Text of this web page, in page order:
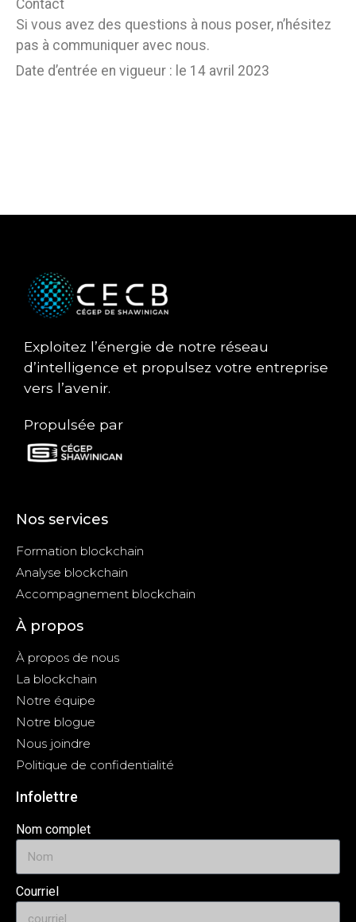
Contact
Si vous avez des questions à nous poser, n’hésitez
pas à communiquer avec nous.
Date d’entrée en vigueur : le 14 avril 2023
Exploitez l’énergie de notre réseau
d’intelligence et propulsez votre entreprise
vers l’avenir.
Propulsée par
Nos services
Formation blockchain
Analyse blockchain
Accompagnement blockchain
À propos
À propos de nous
La blockchain
Notre équipe
Notre blogue
Nous joindre
Politique de confidentialité
Infolettre
Nom complet
Courriel